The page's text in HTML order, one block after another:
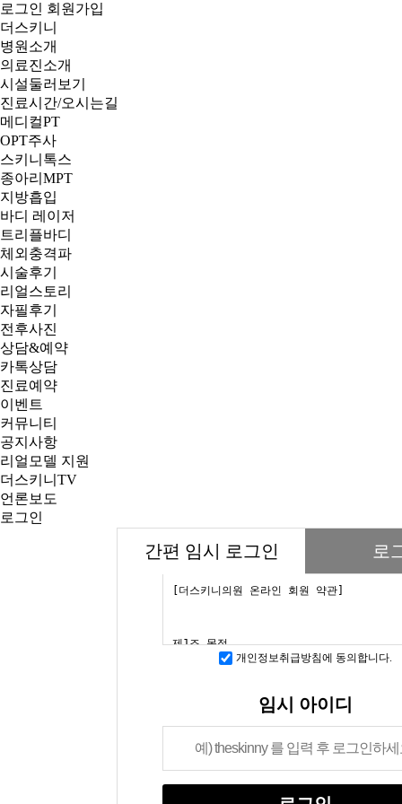
로그인 회원가입
더스키니
병원소개
의료진소개
시설둘러보기
진료시간/오시는길
메디컬PT
OPT주사
스키니톡스
종아리MPT
지방흡입
바디 레이저
트리플바디
체외충격파
시술후기
리얼스토리
자필후기
전후사진
상담&예약
카톡상담
진료예약
이벤트
커뮤니티
공지사항
리얼모델 지원
더스키니TV
언론보도
로그인
간편 임시 로그인 로
개인정보취급방침에 동의합니다.
임시 아이디